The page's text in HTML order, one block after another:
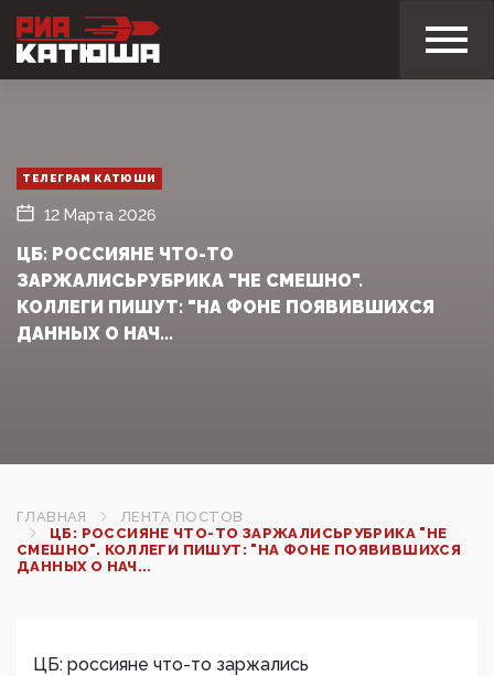
ТЕЛЕГРАМ КАТЮШИ
12 Марта 2026
ЦБ: РОССИЯНЕ ЧТО-ТО
ЗАРЖАЛИСЬРУБРИКА "НЕ СМЕШНО".
КОЛЛЕГИ ПИШУТ: "НА ФОНЕ ПОЯВИВШИХСЯ
ДАННЫХ О НАЧ...
ГЛАВНАЯ
ЛЕНТА ПОСТОВ
ЦБ: РОССИЯНЕ ЧТО-ТО ЗАРЖАЛИСЬРУБРИКА "НЕ
СМЕШНО". КОЛЛЕГИ ПИШУТ: "НА ФОНЕ ПОЯВИВШИХСЯ
ДАННЫХ О НАЧ...
ЦБ: россияне что-то заржались